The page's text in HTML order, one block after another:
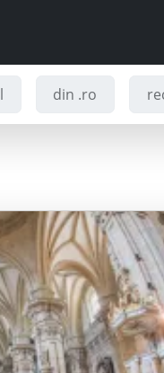
din .ro